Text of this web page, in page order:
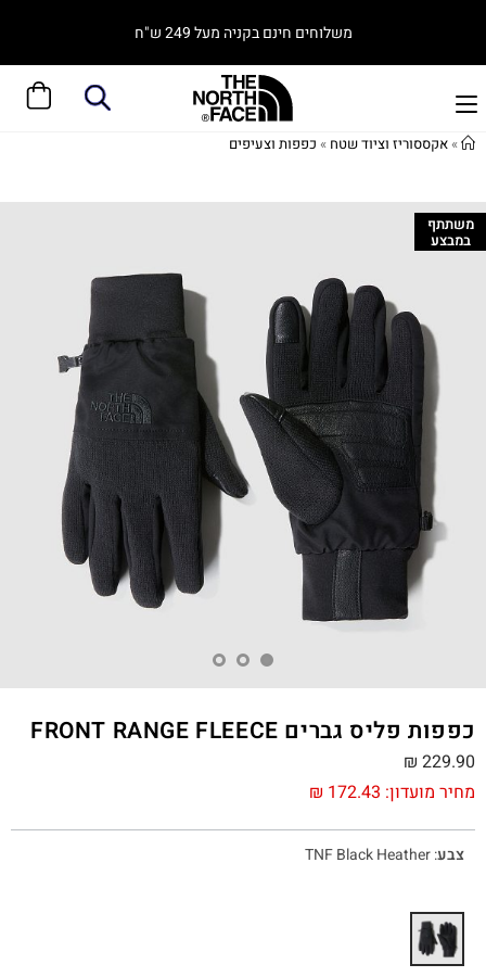
משלוחים חינם בקניה מעל 249 ש"ח
»אקססוריז וציוד שטח » כפפות וצעיפים
משתתף
במבצע
כפפות פליס גברים FRONT RANGE FLEECE
מחיר מועדון: ₪ 172.43
₪ 229.90
צבע:
TNF Black Heather